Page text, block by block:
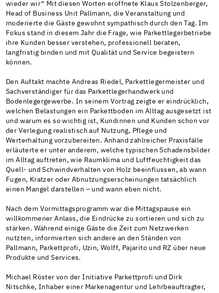
wieder wir“ Mit diesen Worten eröffnete Klaus Stolzenberger,
Head of Business Unit Pallmann, die Veranstaltung und
moderierte die Gäste gewohnt sympathisch durch den Tag. Im
Fokus stand in diesem Jahr die Frage, wie Parkettlegerbetriebe
ihre Kunden besser verstehen, professionell beraten,
langfristig binden und mit Qualität und Service begeistern
können.
Den Auftakt machte Andreas Riedel, Parkettlegermeister und
Sachverständiger für das Parkettlegerhandwerk und
Bodenlegergewerbe. In seinem Vortrag zeigte er eindrücklich,
welchen Belastungen ein Parkettboden im Alltag ausgesetzt ist
und warum es so wichtig ist, Kundinnen und Kunden schon vor
der Verlegung realistisch auf Nutzung, Pflege und
Werterhaltung vorzubereiten. Anhand zahlreicher Praxisfälle
erläuterte er unter anderem, welche typischen Schadensbilder
im Alltag auftreten, wie Raumklima und Luftfeuchtigkeit das
Quell- und Schwindverhalten von Holz beeinflussen, ab wann
Fugen, Kratzer oder Abnutzungserscheinungen tatsächlich
einen Mangel darstellen – und wann eben nicht.
Nach dem Vormittagsprogramm war die Mittagspause ein
willkommener Anlass, die Eindrücke zu sortieren und sich zu
stärken. Während einige Gäste die Zeit zum Netzwerken
nutzten, informierten sich andere an den Ständen von
Pallmann, Parkettprofi, Uzin, Wolff, Pajarito und RZ über neue
Produkte und Services.
Michael Röster von der Initiative Parkettprofi und Dirk
Nitschke, Inhaber einer Markenagentur und Lehrbeauftragter,